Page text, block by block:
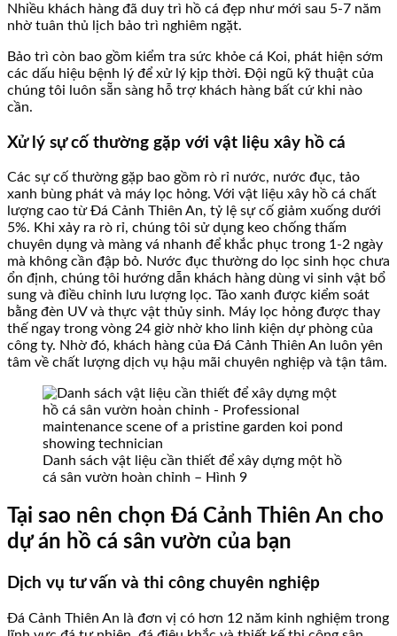
Nhiều khách hàng đã duy trì hồ cá đẹp như mới sau 5-7 năm
nhờ tuân thủ lịch bảo trì nghiêm ngặt.
Bảo trì còn bao gồm kiểm tra sức khỏe cá Koi, phát hiện sớm
các dấu hiệu bệnh lý để xử lý kịp thời. Đội ngũ kỹ thuật của
chúng tôi luôn sẵn sàng hỗ trợ khách hàng bất cứ khi nào
cần.
Xử lý sự cố thường gặp với vật liệu xây hồ cá
Các sự cố thường gặp bao gồm rò rỉ nước, nước đục, tảo
xanh bùng phát và máy lọc hỏng. Với vật liệu xây hồ cá chất
lượng cao từ Đá Cảnh Thiên An, tỷ lệ sự cố giảm xuống dưới
5%. Khi xảy ra rò rỉ, chúng tôi sử dụng keo chống thấm
chuyên dụng và màng vá nhanh để khắc phục trong 1-2 ngày
mà không cần đập bỏ. Nước đục thường do lọc sinh học chưa
ổn định, chúng tôi hướng dẫn khách hàng dùng vi sinh vật bổ
sung và điều chỉnh lưu lượng lọc. Tảo xanh được kiểm soát
bằng đèn UV và thực vật thủy sinh. Máy lọc hỏng được thay
thế ngay trong vòng 24 giờ nhờ kho linh kiện dự phòng của
công ty. Nhờ đó, khách hàng của Đá Cảnh Thiên An luôn yên
tâm về chất lượng dịch vụ hậu mãi chuyên nghiệp và tận tâm.
Danh sách vật liệu cần thiết để xây dựng một hồ
cá sân vườn hoàn chỉnh – Hình 9
Tại sao nên chọn Đá Cảnh Thiên An cho
dự án hồ cá sân vườn của bạn
Dịch vụ tư vấn và thi công chuyên nghiệp
Đá Cảnh Thiên An là đơn vị có hơn 12 năm kinh nghiệm trong